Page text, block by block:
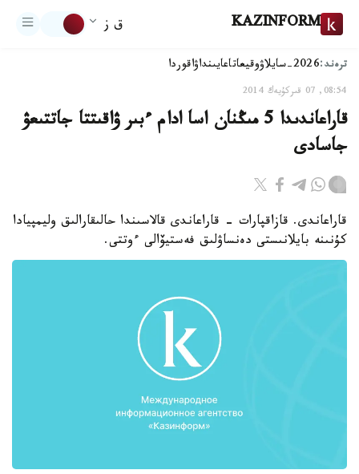
KAZINFORM ق ز
ترەند:2026-سايلاۋ وقيعاتاعايىنداۋاقوردا
08:54, 07 قىركۇيەك 2014
قاراعاندىدا 5 مىڭنان اسا ادام ءبىر ۋاقىتتا جاتتىعۋ
جاسادى
قاراعاندى. قازاقپارات - قاراعاندى قالاسىندا حالىقارالىق وليمپيادا
كۇنىنە بايلانىستى دەنساۋلىق فەستيۆالى ءوتتى.